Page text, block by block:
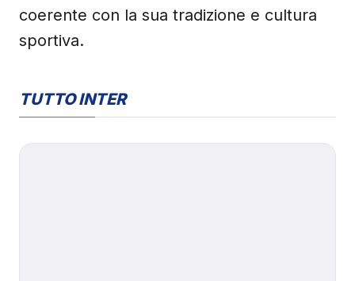
coerente con la sua tradizione e cultura
sportiva.
TUTTO INTER